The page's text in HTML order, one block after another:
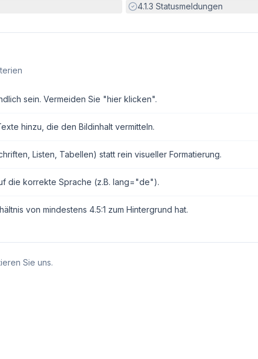
Erfüllt:
4.1.3 Statusmeldungen
sein. Vermeiden Sie "hier klicken".
hinzu, die den Bildinhalt vermitteln.
Listen, Tabellen) statt rein visueller Formatierung.
die korrekte Sprache (z.B. lang="de").
von mindestens 4.5:1 zum Hintergrund hat.
Sie uns.